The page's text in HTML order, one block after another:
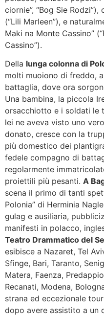
ciornie”, “Bog Sie
(“Lili Marleen”), e
Maki na Monte Cassino”
Cassino”).
Della lunga colonna di
molti muoiono di freddo,
battaglia, dove ora
Una bambina, la piccola
orsacchiotto e i soldati le
lei ne aveva visto uno
donato, cresce con la
più domestico dei
fedele compagno di
regolarmente
proiettili più pesanti. A
scena il primo di tanti
Polonia” di Herminia
gulag e ausiliaria,
manifesti in polacco,
Teatro Drammatico del
esibisce a Nazaret, Tel
Sfinge, Bari, Taranto,
Matera, Faenza,
Recanati, Modena,
strana ed eccezionale
dopo avere assistito a un